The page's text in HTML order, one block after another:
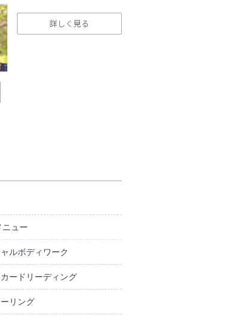
詳しく見る
ニュー
ルボディワーク
ードリーディング
リング